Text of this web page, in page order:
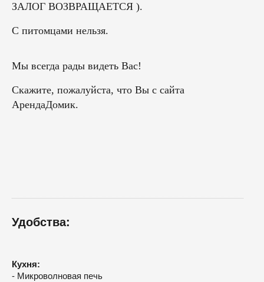
ЗАЛОГ ВОЗВРАЩАЕТСЯ ).
С питомцами нельзя.
Мы всегда рады видеть Вас!
Скажите, пожалуйста, что Вы с сайта
АрендаДомик.
Удобства:
Кухня:
- Микроволновая печь